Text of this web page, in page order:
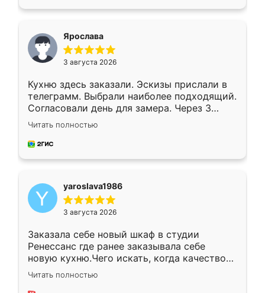
Ярослава
3 августа 2026
Кухню здесь заказали. Эскизы прислали в
телеграмм. Выбрали наиболее подходящий.
Согласовали день для замера. Через 3
недели кухня была уже готова. Остались
довольны работой. Спасибо Ренессанс
мебель за качественную работу!
Читать полностью
yaroslava1986
3 августа 2026
Заказала себе новый шкаф в студии
Ренессанс где ранее заказывала себе
новую кухню.Чего искать, когда качеством
вполне довольна. Служит кухня уже почти
два года, нареканий нет.
Читать полностью